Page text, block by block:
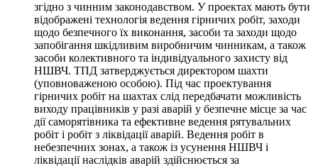
згідно з чинним законодавством. У проектах мають бути
відображені технологія ведення гірничих робіт, заходи
щодо безпечного їх виконання, засоби та заходи щодо
запобігання шкідливим виробничим чинникам, а також
засоби колективного та індивідуального захисту від
НШВЧ. ТПД затверджується директором шахти
(уповноваженою особою). Під час проектування
гірничих робіт на шахтах слід передбачати можливість
виходу працівників у разі аварій у безпечне місце за час
дії саморятівника та ефективне ведення рятувальних
робіт і робіт з ліквідації аварій. Ведення робіт в
небезпечних зонах, а також із усунення НШВЧ і
ліквідації наслідків аварій здійснюється за